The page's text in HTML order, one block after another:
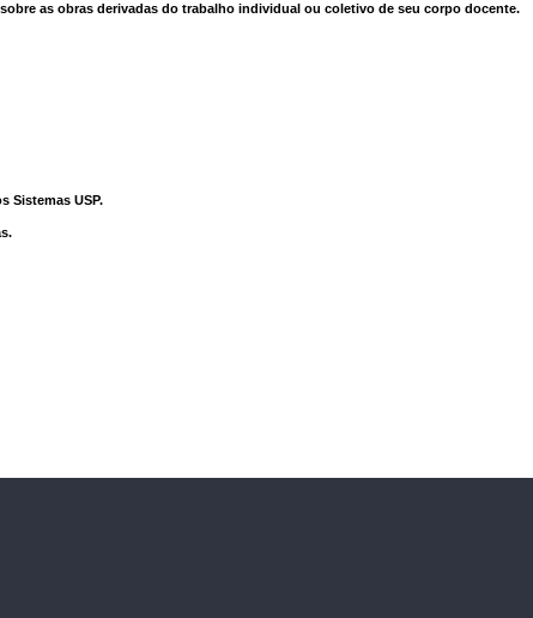
as obras derivadas do trabalho individual ou coletivo de seu corpo docente.
Sistemas USP.